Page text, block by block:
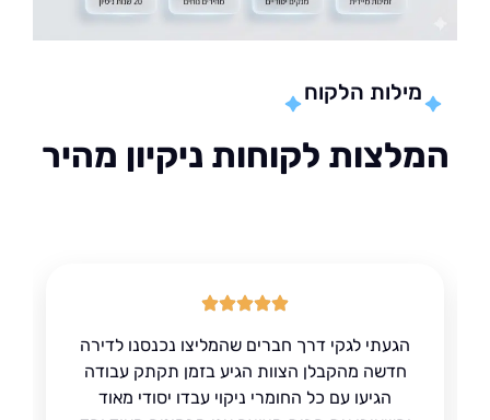
מילות הלקוח
לקוחות ניקיון מהיר
הגעתי לגקי דרך חברים שהמליצו נכנסנו לדירה
חדשה מהקבלן הצוות הגיע בזמן תקתק עבודה
הגיעו עם כל החומרי ניקוי עבדו יסודי מאוד